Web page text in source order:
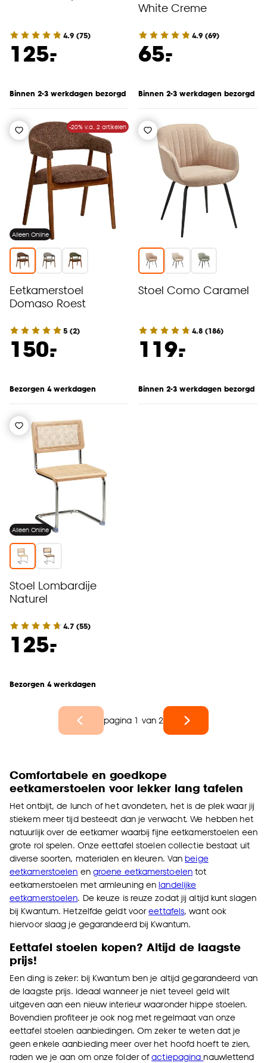
4.9 (75)
125.
-
Binnen 2-3 werkdagen bezorgd
White Creme
4.9 (69)
65.
-
Binnen 2-3 werkdagen bezorgd
-20% v.a. 2 artikelen
Alleen Online
Eetkamerstoel
Domaso Roest
5 (2)
150.
-
Bezorgen 4 werkdagen
Stoel Como Caramel
4.8 (186)
119.
-
Binnen 2-3 werkdagen bezorgd
Alleen Online
Stoel Lombardije
Naturel
4.7 (55)
125.
-
Bezorgen 4 werkdagen
pagina 1 van 2
Comfortabele en goedkope
eetkamerstoelen voor lekker lang tafelen
Het ontbijt, de lunch of het avondeten, het is de plek waar jij
stiekem meer tijd besteedt dan je verwacht. We hebben het
natuurlijk over de eetkamer waarbij fijne eetkamerstoelen een
grote rol spelen. Onze eettafel stoelen collectie bestaat uit
diverse soorten, materialen en kleuren. Vanbeige
eetkamerstoelen en groene eetkamerstoelentot
eetkamerstoelen met armleuning enlandelijke
eetkamerstoelen. De keuze is reuze zodat jij altijd kunt slagen
bij Kwantum. Hetzelfde geldt vooreettafels, want ook
hiervoor slaag je gegarandeerd bij Kwantum.
Eettafel stoelen kopen? Altijd de laagste
prijs!
Een ding is zeker: bij Kwantum ben je altijd gegarandeerd van
de laagste prijs. Ideaal wanneer je niet teveel geld wilt
uitgeven aan een nieuw interieur waaronder hippe stoelen.
Bovendien profiteer je ook nog met regelmaat van onze
eettafel stoelen aanbiedingen. Om zeker te weten dat je
geen enkele aanbieding meer over het hoofd hoeft te zien,
raden we je aan om onze folder ofactiepaginanauwlettend